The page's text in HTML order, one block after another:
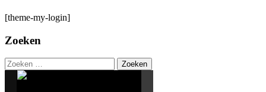
[theme-my-login]
Zoeken
Zoeken
naar: